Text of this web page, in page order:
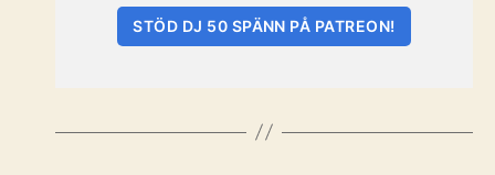
STÖD DJ 50 SPÄNN PÅ PATREON!